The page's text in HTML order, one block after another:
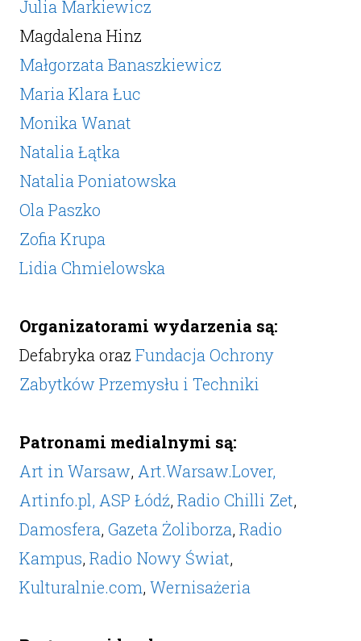
Julia Markiewicz
Magdalena Hinz
Małgorzata Banaszkiewicz
Maria Klara Łuc
Monika Wanat
Natalia Łątka
Natalia Poniatowska
Ola Paszko
Zofia Krupa
Lidia Chmielowska
Organizatorami wydarzenia są:
Defabryka oraz Fundacja Ochrony
Zabytków Przemysłu i Techniki
Patronami medialnymi są:
Art in Warsaw, Art.Warsaw.Lover,
Artinfo.pl, ASP Łódź, Radio Chilli Zet,
Damosfera, Gazeta Żoliborza, Radio
Kampus, Radio Nowy Świat,
Kulturalnie.com, Wernisażeria